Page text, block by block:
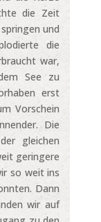
die Zeit
und
die
war,
See zu
erst
Vorschein
Die
gleichen
geringere
so weit ins
Dann
wir auf